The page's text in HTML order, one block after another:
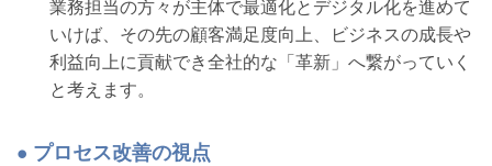
業務担当の方々が主体で最適化とデジタル化を進めて
いけば、その先の顧客満足度向上、ビジネスの成長や
利益向上に貢献でき全社的な「革新」へ繋がっていく
と考えます。
● プロセス改善の視点